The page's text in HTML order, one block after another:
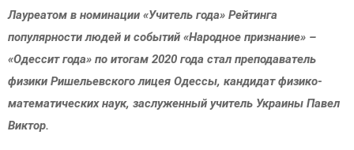
Лауреатом в номинации «Учитель года» Рейтинга
популярности людей и событий «Народное признание» –
«Одессит года» по итогам 2020 года стал преподаватель
физики Ришельевского лицея Одессы, кандидат физико-
математических наук, заслуженный учитель Украины Павел
Виктор.